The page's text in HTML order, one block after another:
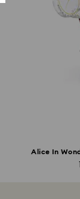
Alice In